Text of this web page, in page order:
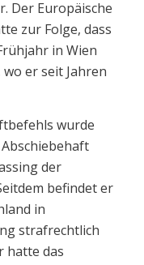
Der Europäische
zur Folge, dass
in Wien
er seit Jahren
wurde
der
befindet er
in
strafrechtlich
hatte das